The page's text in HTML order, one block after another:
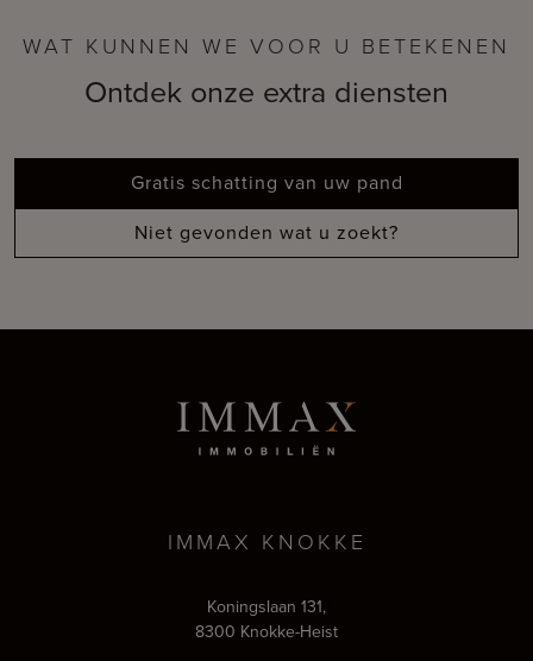
WAT KUNNEN WE VOOR U BETEKENEN
Ontdek onze extra diensten
Gratis schatting van uw pand
Niet gevonden wat u zoekt?
IMMAX KNOKKE
Koningslaan 131,
8300 Knokke-Heist